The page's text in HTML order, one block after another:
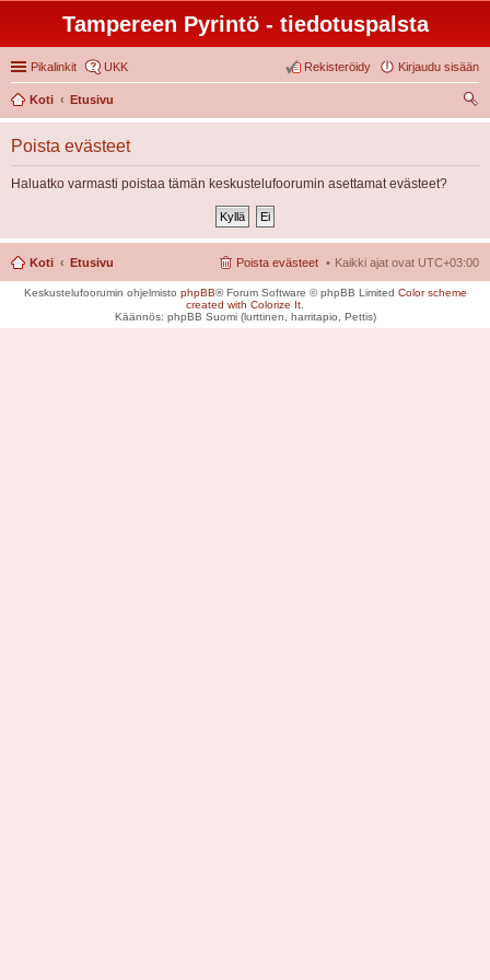
Tampereen Pyrintö - tiedotuspalsta
Pikalinkit UKK Kirjaudu sisään
Rekisteröidy
Koti
Etusivu
tsi
Poista evästeet
Haluatko varmasti poistaa tämän keskustelufoorumin asettamat evästeet?
Koti Etusivu Kaikki ajat ovat UTC+03:00
Poista evästeet
Keskustelufoorumin ohjelmisto phpBB® Forum Software © phpBB Limited Color scheme
created with Colorize It
Käännös: phpBB Suomi (lurttinen, harritapio, Pettis)